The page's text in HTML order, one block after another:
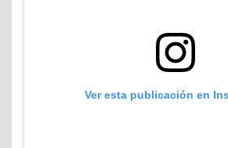
Ver esta publicación en